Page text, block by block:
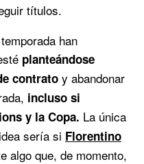
títulos.
han
planteándose
contrato y abandonar
incluso si
y la Copa. La única
sería si Florentino
algo que, de momento,